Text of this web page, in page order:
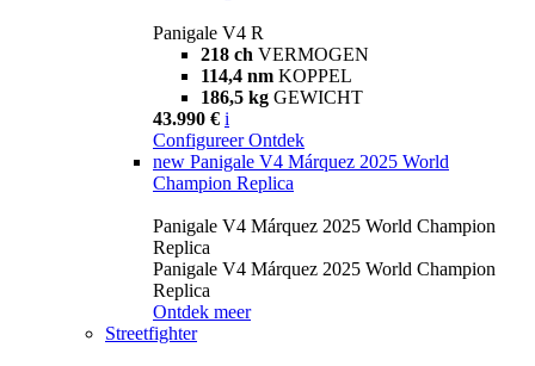
Panigale V4 R
218 ch VERMOGEN
114,4 nm KOPPEL
186,5 kg GEWICHT
43.990 € i
Configureer Ontdek
new Panigale V4 Márquez 2025 World
Champion Replica
Panigale V4 Márquez 2025 World Champion
Replica
Panigale V4 Márquez 2025 World Champion
Replica
Ontdek meer
Streetfighter